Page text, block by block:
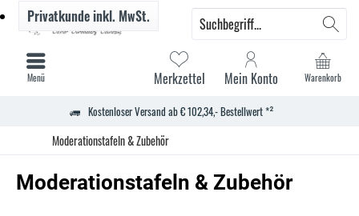
Kostenloser Versand ab € 102,34,- Bestellwert *²
Warenkorb
Merkzettel Mein Konto
Privatkundeinkl. MwSt.
Menü
Moderationstafeln & Zubehör
Moderationstafeln & Zubehör